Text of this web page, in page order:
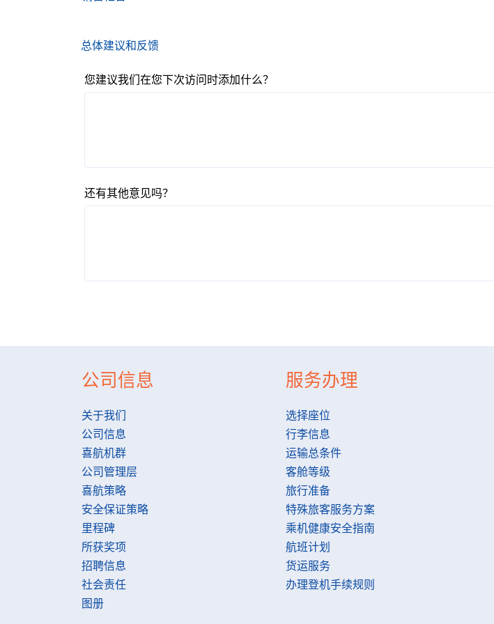
总体建议和反馈
您建议我们在您下次访问时添加什么？
还有其他意见吗？
公司信息
关于我们
公司信息
喜航机群
公司管理层
喜航策略
安全保证策略
里程碑
所获奖项
招聘信息
社会责任
图册
服务办理
选择座位
行李信息
运输总条件
客舱等级
旅行准备
特殊旅客服务方案
乘机健康安全指南
航班计划
货运服务
办理登机手续规则